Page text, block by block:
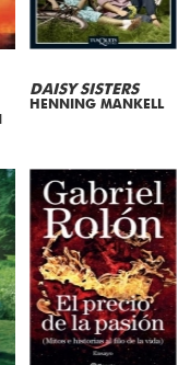
DAISY SISTERS
HENNING MANKELL